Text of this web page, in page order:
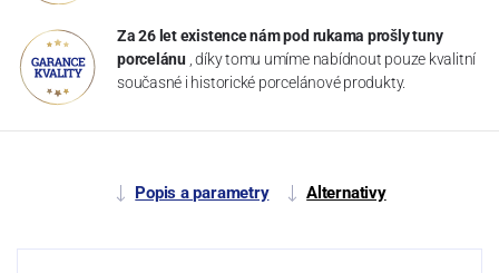
Za 26 let existence nám pod rukama prošly tuny
porcelánu , díky tomu umíme nabídnout pouze kvalitní
současné i historické porcelánové produkty.
Popis a parametry Alternativy